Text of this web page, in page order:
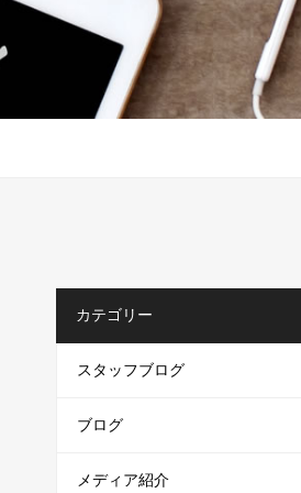
カテゴリー
スタッフブログ
ブログ
メディア紹介